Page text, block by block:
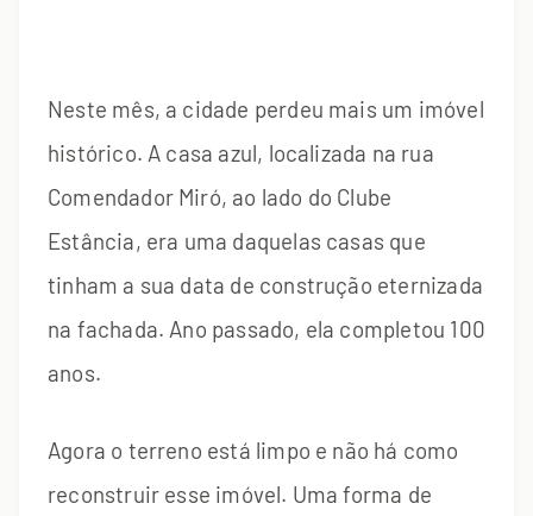
Neste mês, a cidade perdeu mais um imóvel
histórico. A casa azul, localizada na rua
Comendador Miró, ao lado do Clube
Estância, era uma daquelas casas que
tinham a sua data de construção eternizada
na fachada. Ano passado, ela completou 100
anos.
Agora o terreno está limpo e não há como
reconstruir esse imóvel. Uma forma de